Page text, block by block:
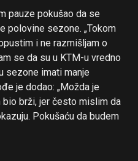
pauze pokušao da se
polovine sezone. „Tokom
i ne razmišljam o
se da su u KTM-u vredno
sezone imati manje
je dodao: „Možda je
brži, jer često mislim da
Pokušaću da budem